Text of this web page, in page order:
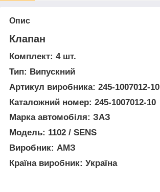
Опис
Клапан
Комплект: 4 шт.
Тип: Випускний
Артикул виробника: 245-1007012-10
Каталожний номер: 245-1007012-10
Марка автомобіля: ЗАЗ
Модель: 1102 / SENS
Виробник: АМЗ
Країна виробник: Україна